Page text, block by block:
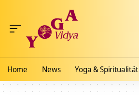
Home News Yoga & Spiritualität